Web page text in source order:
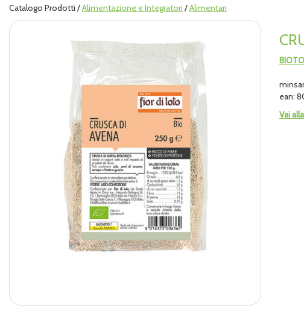
Catalogo Prodotti /Alimentazione e Integratori /Alimentari
ean:
Vai